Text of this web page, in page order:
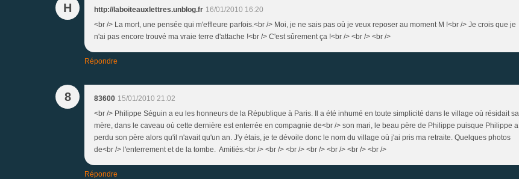
H http://laboiteauxlettres.unblog.fr 16/01/2010 16:20
<br /> La mort, une pensée qui m'effleure parfois.<br /> Moi, je ne sais pas où je veux reposer au moment M !<br /> Je crois que je
n'ai pas encore trouvé ma vraie terre d'attache !<br /> C'est sûrement ça !<br /> <br /> <br />
Répondre
8 83600 15/01/2010 21:02
<br /> Philippe Séguin a eu les honneurs de la République à Paris. Il a été inhumé en toute simplicité dans le village où résidait sa
mère, dans le caveau où cette dernière est enterrée en compagnie de<br /> son mari, le beau père de Philippe puisque Philippe a
perdu son père alors qu'il n'avait qu'un an. J'y étais, je te dévoile donc le nom du village où j'ai pris ma retraite. Quelques photos
de<br /> l'enterrement et de la tombe. Amitiés.<br /> <br /> <br /> <br /> <br /> <br /> <br />
Répondre